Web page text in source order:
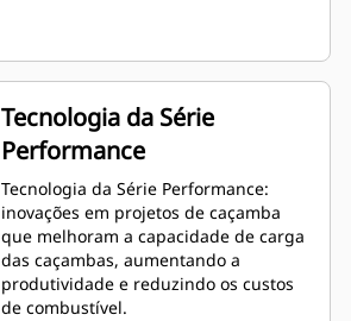
Tecnologia da Série
Performance
Tecnologia da Série Performance:
inovações em projetos de caçamba
que melhoram a capacidade de carga
das caçambas, aumentando a
produtividade e reduzindo os custos
de combustível.